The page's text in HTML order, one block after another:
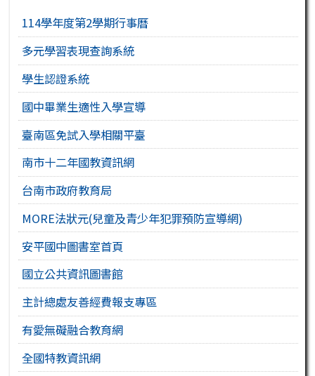
114學年度第2學期行事曆
多元學習表現查詢系統
學生認證系統
國中畢業生適性入學宣導
臺南區免試入學相關平臺
南市十二年國教資訊網
台南市政府教育局
MORE法狀元(兒童及青少年犯罪預防宣導網)
安平國中圖書室首頁
國立公共資訊圖書館
主計總處友善經費報支專區
有愛無礙融合教育網
全國特教資訊網